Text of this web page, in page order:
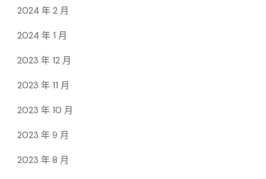
2024 年 2 月
2024 年 1 月
2023 年 12 月
2023 年 11 月
2023 年 10 月
2023 年 9 月
2023 年 8 月